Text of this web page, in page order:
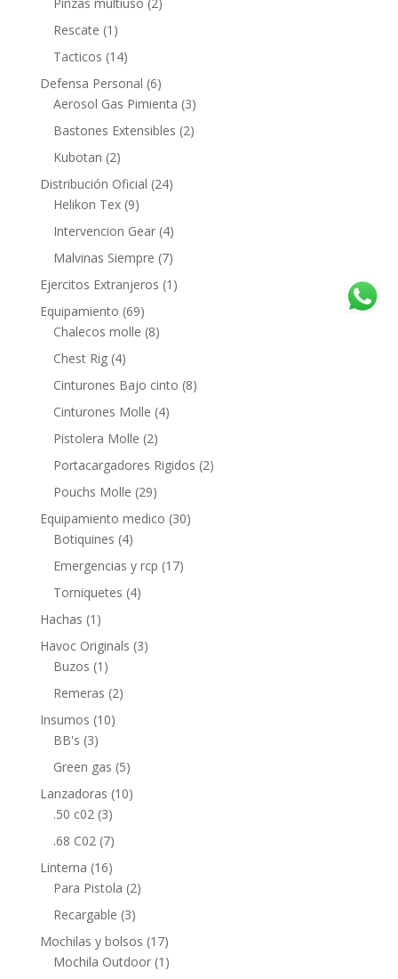
Rescate (1)
Tacticos (14)
Defensa Personal (6)
Aerosol Gas Pimienta (3)
Bastones Extensibles (2)
Kubotan (2)
Distribución Oficial (24)
Helikon Tex (9)
Intervencion Gear (4)
Malvinas Siempre (7)
Ejercitos Extranjeros (1)
Equipamiento (69)
Chalecos molle (8)
Chest Rig (4)
Cinturones Bajo cinto (8)
Cinturones Molle (4)
Pistolera Molle (2)
Portacargadores Rigidos (2)
Pouchs Molle (29)
Equipamiento medico (30)
Botiquines (4)
Emergencias y rcp (17)
Torniquetes (4)
Hachas (1)
Havoc Originals (3)
Buzos (1)
Remeras (2)
Insumos (10)
BB's (3)
Green gas (5)
Lanzadoras (10)
.50 c02 (3)
.68 C02 (7)
Linterna (16)
Para Pistola (2)
Recargable (3)
Mochilas y bolsos (17)
Mochila Outdoor (1)